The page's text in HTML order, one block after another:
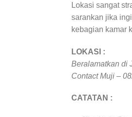
Lokasi sangat
sarankan jika
kebagian kamar
LOKASI :
Beralamatkan di
Contact Muji –
CATATAN :